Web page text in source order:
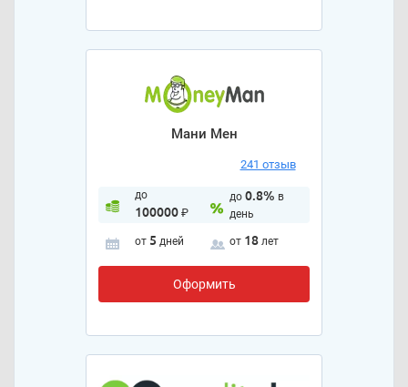
Мани Мен
241 отзыв
до
100000₽
до 0.8% в
день
от 5 дней от 18 лет
Оформить